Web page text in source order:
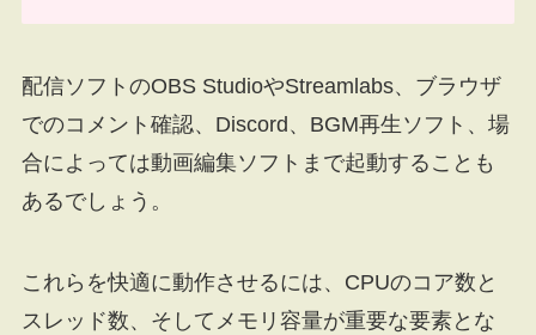
配信ソフトのOBS StudioやStreamlabs、ブラウザ
でのコメント確認、Discord、BGM再生ソフト、場
合によっては動画編集ソフトまで起動することも
あるでしょう。
これらを快適に動作させるには、CPUのコア数と
スレッド数、そしてメモリ容量が重要な要素とな